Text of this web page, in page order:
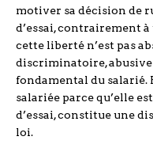
motiver sa décision de
d’essai, contrairement
cette liberté n’est pas
discriminatoire, abusive
fondamental du salarié.
salariée parce qu’elle
d’essai, constitue une
loi.